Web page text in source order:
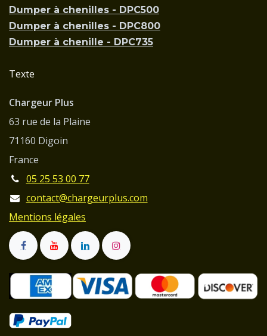
Dumper à chenilles - DPC500
Dumper à chenilles - DPC800
Dumper à chenille - DPC735
Texte
Chargeur Plus
63 rue de la Plaine
71160 Digoin
France
05 25 53 00 77
contact@chargeurplus.com
Mentions légales